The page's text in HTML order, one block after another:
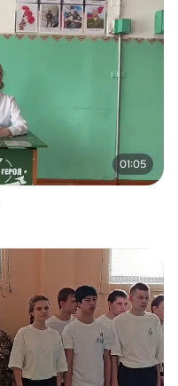
01:05